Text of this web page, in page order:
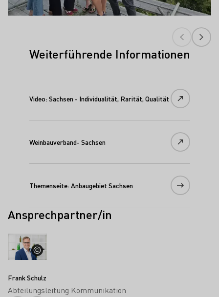
Weiterführende Informationen
Video: Sachsen - Individualität, Rarität, Qualität
Weinbauverband- Sachsen
Themenseite: Anbaugebiet Sachsen
Ansprechpartner/in
Frank Schulz
Abteilungsleitung Kommunikation